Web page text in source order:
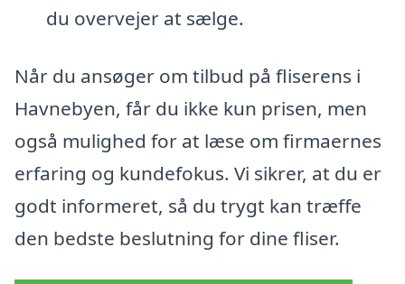
du overvejer at sælge.
Når du ansøger om tilbud på fliserens i
Havnebyen, får du ikke kun prisen, men
også mulighed for at læse om firmaernes
erfaring og kundefokus. Vi sikrer, at du er
godt informeret, så du trygt kan træffe
den bedste beslutning for dine fliser.